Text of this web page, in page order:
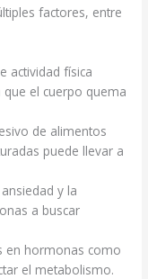
factores, entre
actividad física
el cuerpo quema
de alimentos
puede llevar a
y la
a buscar
en hormonas como
el metabolismo.